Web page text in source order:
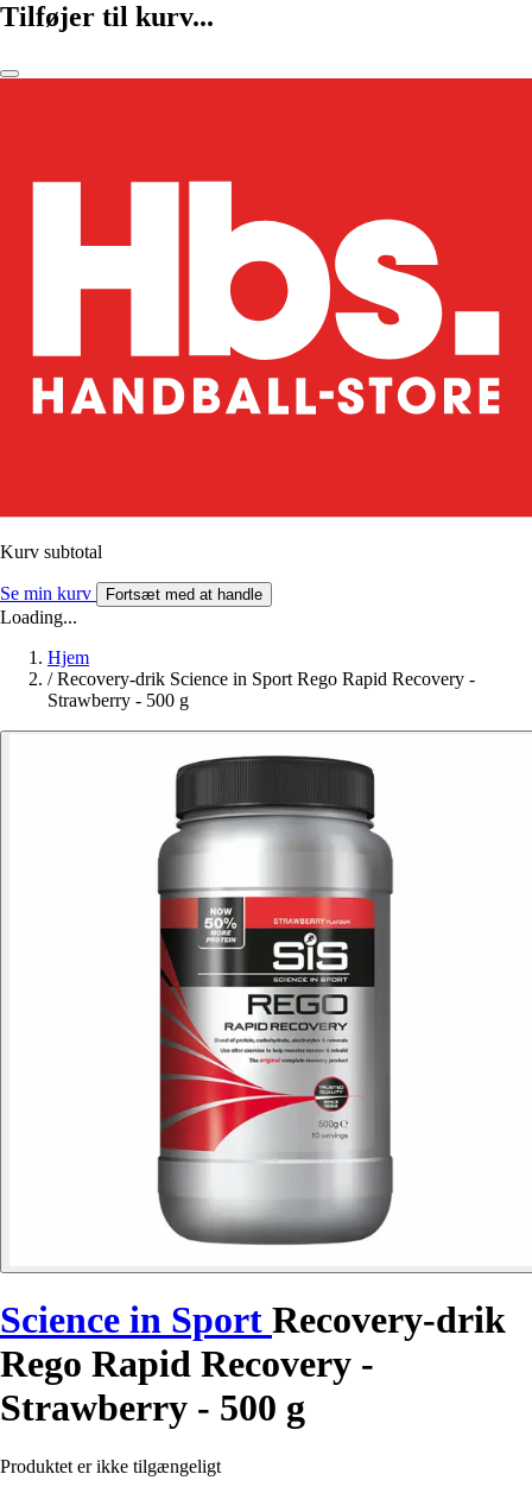
Tilføjer til kurv...
Kurv subtotal
Se min kurv Fortsæt med at handle
Loading...
Hjem
/ Recovery-drik Science in Sport Rego Rapid Recovery -
Strawberry - 500 g
Science in Sport Recovery-drik
Rego Rapid Recovery -
Strawberry - 500 g
Produktet er ikke tilgængeligt